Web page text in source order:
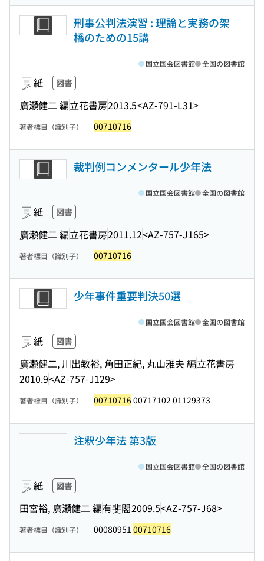
刑事公判法演習 : 理論と実務の架
橋のための15講
紙 図書
廣瀬健二 編立花書房2013.5<AZ-791-L31>
国立国会図書館 全国の図書館
著者標目（識別子） 00710716
裁判例コンメンタール少年法
紙 図書
廣瀬健二 編立花書房2011.12<AZ-757-J165>
国立国会図書館 全国の図書館
著者標目（識別子） 00710716
少年事件重要判決50選
紙 図書
廣瀬健二, 川出敏裕, 角田正紀, 丸山雅夫 編立花書房
2010.9<AZ-757-J129>
国立国会図書館 全国の図書館
著者標目（識別子） 0071071600717102 01129373
注釈少年法 第3版
紙 図書
田宮裕, 廣瀬健二 編有斐閣2009.5<AZ-757-J68>
国立国会図書館 全国の図書館
著者標目（識別子） 00080951 00710716